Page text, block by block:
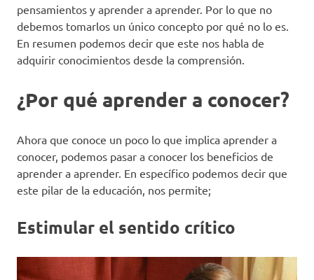
pensamientos y aprender a aprender. Por lo que no
debemos tomarlos un único concepto por qué no lo es.
En resumen podemos decir que este nos habla de
adquirir conocimientos desde la comprensión.
¿Por qué aprender a conocer?
Ahora que conoce un poco lo que implica aprender a
conocer, podemos pasar a conocer los beneficios de
aprender a aprender. En específico podemos decir que
este pilar de la educación, nos permite;
Estimular el sentido crítico